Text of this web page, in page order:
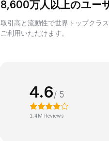
8,600万人以上のユー
取引高と流動性で世界トップクラ
ご利用いただけます。
4.6/ 5
1.4M Reviews